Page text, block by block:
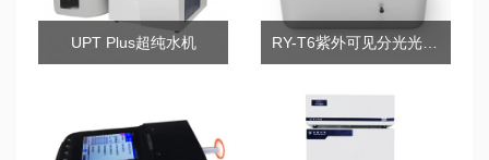
UPT Plus超纯水机